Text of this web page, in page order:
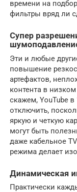
времени на
фильтры вряд ли
Супер
Эти и любые
повышение
артефактов,
контента в
скажем, YouTube
отключить,
яркую и четкую
могут быть
даже кабельное
режима делает
Динамическая
Практически